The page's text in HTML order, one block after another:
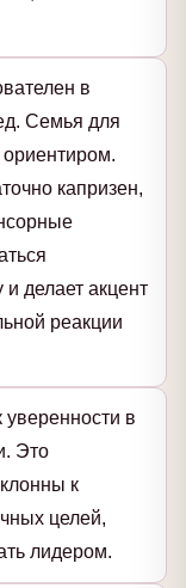
в
Семья для
капризен,
и делает акцент
реакции
в
Это
к
целей,
лидером.